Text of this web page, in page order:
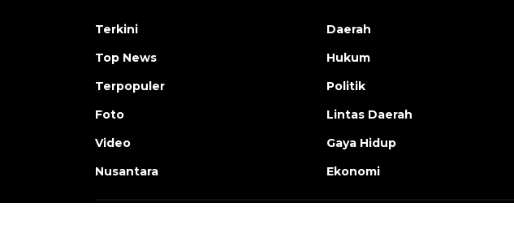
Terkini
Top News
Terpopuler
Foto
Video
Nusantara
Daerah
Hukum
Politik
Lintas Daerah
Gaya Hidup
Ekonomi